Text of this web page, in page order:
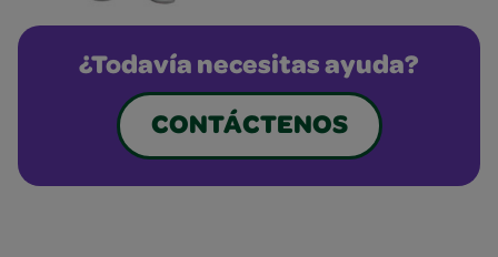
¿Todavía necesitas ayuda?
CONTÁCTENOS